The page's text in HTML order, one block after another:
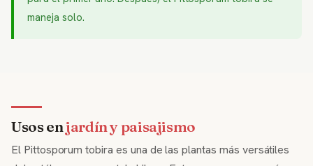
maneja solo.
Usos en jardín y paisajismo
El Pittosporum tobira es una de las plantas más versátiles